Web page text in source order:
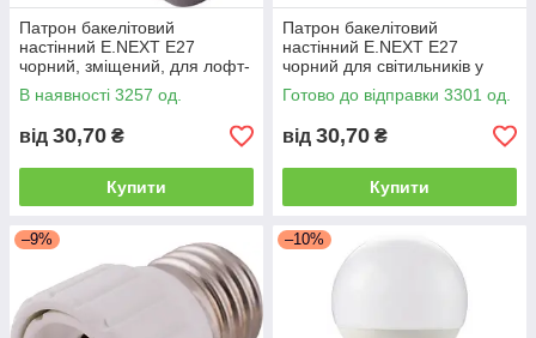
Патрон бакелітовий
настінний E.NEXT E27
чорний, зміщений, для лофт-
освітлення
В наявності 3257 од.
від 30,70 ₴
Купити
Патрон бакелітовий
настінний E.NEXT E27
чорний для світильників у
стилі лофт
Готово до відправки 3301 од.
від 30,70 ₴
Купити
–9% –10%